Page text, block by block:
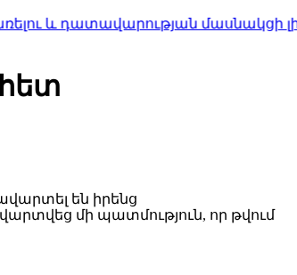
մասնակցի
են իրենց
մի պատմություն, որ թվում